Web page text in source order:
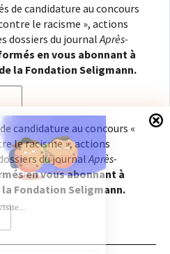
de candidature au concours
le racisme », actions
dossiers du journal Après-
en vous abonnant à
la Fondation Seligmann.
électronique, vous
de la Fondation
à notrepolitique de
possible de vous
candidature au concours «
le racisme », actions
du journalAprès-
en vous abonnant à
Fondation Seligmann.